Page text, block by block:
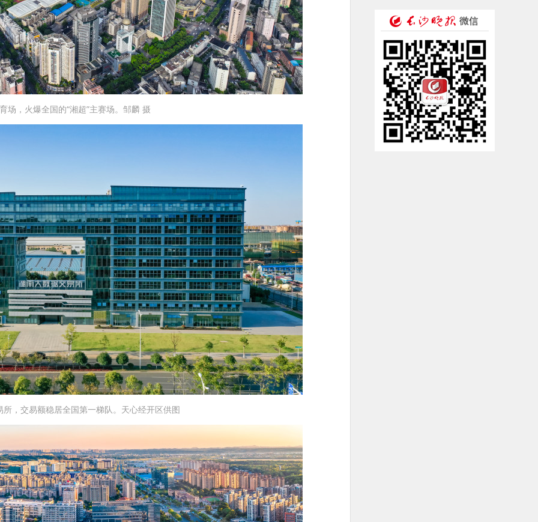
场，火爆全国的“湘超”主赛场。邹麟 摄
所，交易额稳居全国第一梯队。天心经开区供图